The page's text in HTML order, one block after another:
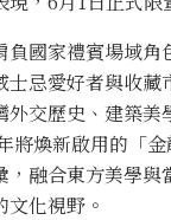
負國家禮賓場域角
士忌愛好者與收
外交歷史、建築美
將煥新啟用的「
，融合東方美學與
化視野。